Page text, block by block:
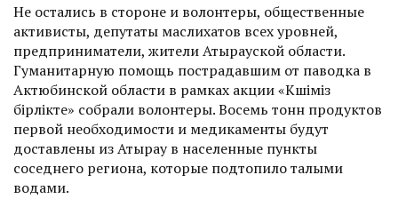
Не остались в стороне и волонтеры, общественные
активисты, депутаты маслихатов всех уровней,
предприниматели, жители Атырауской облас­ти.
Гуманитарную помощь пострадавшим от паводка в
Актюбинской области в рамках акции «Күшіміз
бірлікте» собрали волонтеры. Восемь тонн продуктов
первой необходимости и медикаменты будут
доставлены из Атырау в населенные пункты
соседнего региона, которые подтопило талыми
водами.